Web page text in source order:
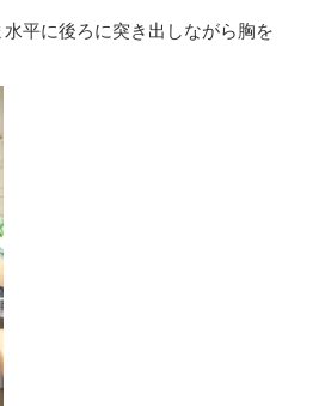
平に後ろに突き出しながら胸を